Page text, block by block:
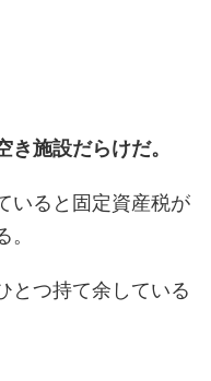
き施設だらけだ。
いると固定資産税が
とつ持て余している